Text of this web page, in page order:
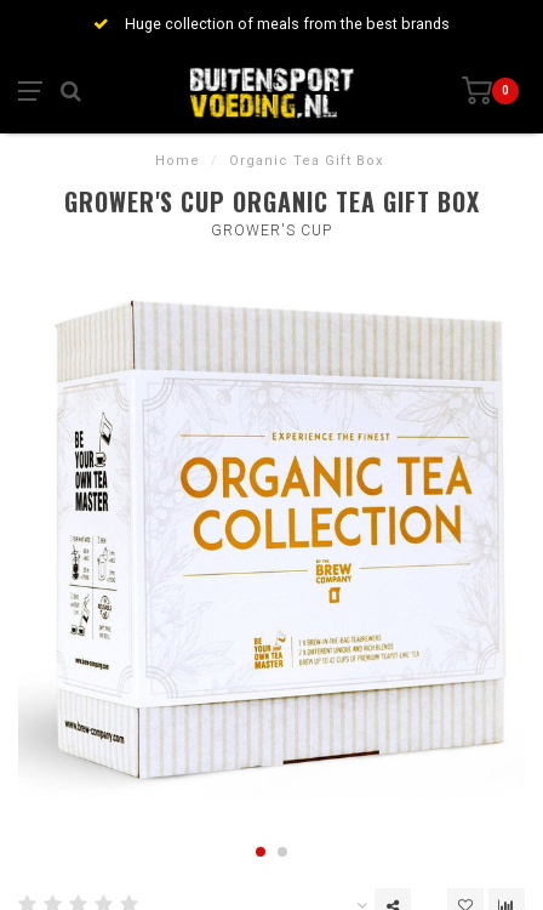
Huge collection of meals from the best brands
0
Home / Organic Tea Gift Box
GROWER'S CUP ORGANIC TEA GIFT BOX
GROWER'S CUP